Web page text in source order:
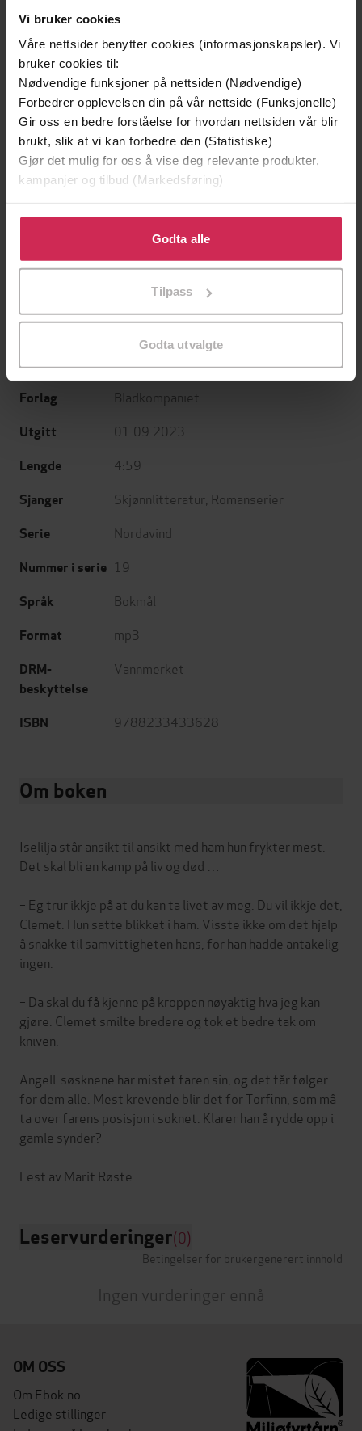
Vi bruker cookies
Våre nettsider benytter cookies (informasjonskapsler). Vi
bruker cookies til:
Nødvendige funksjoner på nettsiden (Nødvendige)
Forbedrer opplevelsen din på vår nettside (Funksjonelle)
Gir oss en bedre forståelse for hvordan nettsiden vår blir
brukt, slik at vi kan forbedre den (Statistiske)
Gjør det mulig for oss å vise deg relevante produkter,
kampanjer og tilbud (Markedsføring)
Klikk på «Godta alle» for å gi oss ditt samtykke til å
bruke cookies for alle disse formålene. Du kan også
tilpasse ditt samtykke til spesifikke formål ved å klikke
Godta alle
Tilpass
Godta utvalgte
Skinndød
LYDBOK LYDBOK
Kaja Nylund(forfatter),
(innleser)
Forlag Bladkompaniet
Utgitt 01.09.2023
Lengde 4:59
Sjanger Skjønnlitteratur Romanserier
Serie Nordavind
Nummer i serie 19
Språk Bokmål
Format mp3
DRM-
beskyttelse
Vannmerket
ISBN 9788233433628
Om boken
Iselilja står ansikt til ansikt med ham hun frykter mest.
Det skal bli en kamp på liv og død …
– Eg trur ikkje på at du kan ta livet av meg. Du vil ikkje det,
Clemet. Hun satte blikket i ham. Visste ikke om det hjalp
å snakke til samvittigheten hans, for han hadde antakelig
ingen.
– Da skal du få kjenne på kroppen nøyaktig hva jeg kan
gjøre. Clemet smilte bredere og tok et bedre tak om
kniven.
Angell-søsknene har mistet faren sin, og det får følger
for dem alle. Mest krevende blir det for Torfinn, som må
ta over farens posisjon i soknet. Klarer han å rydde opp i
gamle synder?
Leservurderinger(0)
Betingelser for brukergenerert innhold
Ingen vurderinger ennå
OM OSS
Om Ebok.no
Ledige stillinger